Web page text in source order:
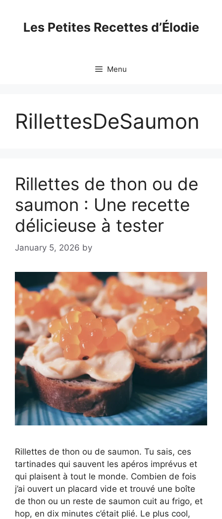
contentLes Petites Recettes d’Élodie
Menu
RillettesDeSaumon
Rillettes de thon ou de
saumon : Une recette
délicieuse à tester
January 5, 2026 by
Rillettes de thon ou de saumon. Tu sais, ces
tartinades qui sauvent les apéros imprévus et
qui plaisent à tout le monde. Combien de fois
j’ai ouvert un placard vide et trouvé une boîte
de thon ou un reste de saumon cuit au frigo, et
hop, en dix minutes c’était plié. Le plus cool,